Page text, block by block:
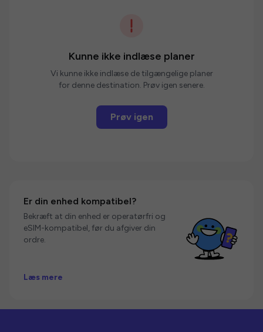
Kunne ikke indlæse planer
Vi kunne ikke indlæse de tilgængelige planer
for denne destination. Prøv igen senere.
Prøv igen
Er din enhed kompatibel?
Bekræft at din enhed er operatørfri og
eSIM-kompatibel, før du afgiver din
ordre.
Læs mere